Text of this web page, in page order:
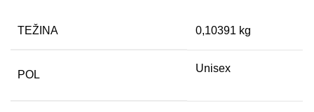
TEŽINA 0,10391 kg
POL
Unisex